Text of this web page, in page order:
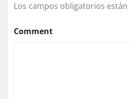
Los campos obligatorios
Comment